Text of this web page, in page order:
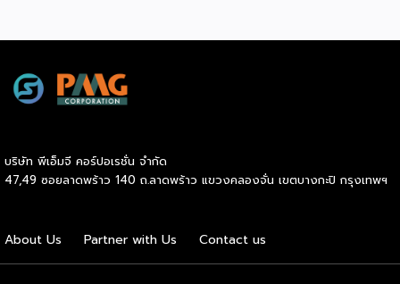
สถานีบริการน้ำมันบางจากมีสถานีชาร์จรถ EV ทั้งในกรุงเทพฯ
และต่างจังหวัด ครอบคลุมทั่วประเทศ .โดยความร่วมมือครั้งนี้
สถานีชาร์จรถยนต์ไฟฟ้า “MG Super Charge” ในสถานีบริการ
น้ำมันบางจาก ครอบคลุมทั้งในเขตกรุงเทพฯ นนทบุรีและ
เดือนตุลาคมเป็นต้นไป .ด้านนายจาง ไห่โป กรรมการผู้จัดการ
บริษัท เอสเอไอซี มอเตอร์ – ซีพี จำกัด และ บริษัท […]
บริษัท พีเอ็มจี คอร์ปอเรชั่น จำกัด
47,49 ซอยลาดพร้าว 140 ถ.ลาดพร้าว แขวงคลองจั่น เขตบางกะปิ กรุงเทพฯ
About Us Partner with Us Contact us